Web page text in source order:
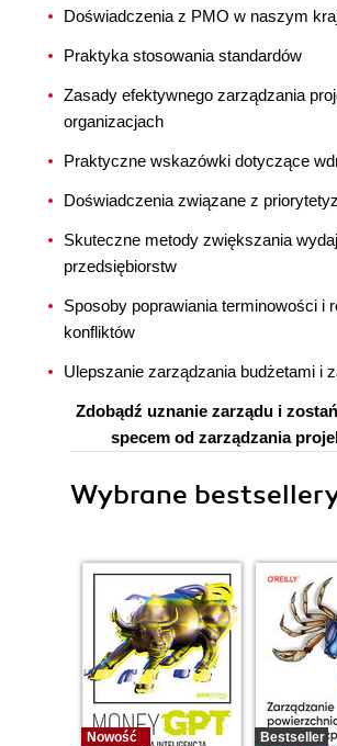
Doświadczenia z PMO w naszym
Praktyka stosowania standardów
Zasady efektywnego zarządzania
organizacjach
Praktyczne wskazówki dotyczące
Doświadczenia związane z
Skuteczne metody zwiększania
przedsiębiorstw
Sposoby poprawiania terminowości i
konfliktów
Ulepszanie zarządzania budżetami i
Zdobądź uznanie zarządu i
specem od zarządzania
Wybrane
Nowość
Bestseller